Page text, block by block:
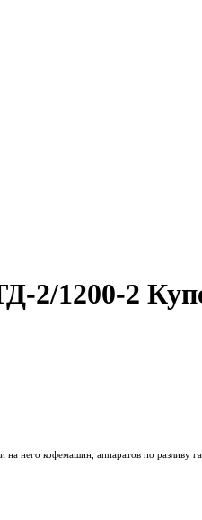
2/1200-2
него кофемашин, аппаратов по разливу